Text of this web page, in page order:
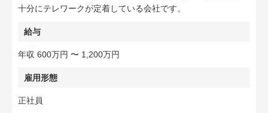
十分にテレワークが定着している会社です。
給与
年収 600万円 〜 1,200万円
雇用形態
正社員